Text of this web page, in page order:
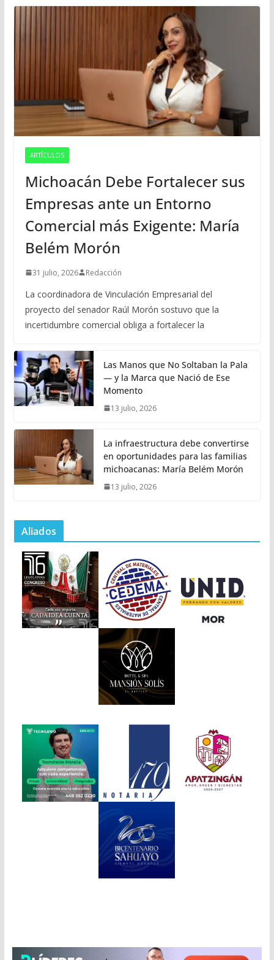
ARTÍCULOS
Michoacán Debe Fortalecer sus
Empresas ante un Entorno
Comercial más Exigente: María
Belém Morón
31 julio, 2026 Redacción
La coordinadora de Vinculación Empresarial del
proyecto del senador Raúl Morón sostuvo que la
incertidumbre comercial obliga a fortalecer la
Las Manos que No Soltaban la Pala
— y la Marca que Nació de Ese
Momento
13 julio, 2026
La infraestructura debe convertirse
en oportunidades para las familias
michoacanas: María Belém Morón
13 julio, 2026
Aliados